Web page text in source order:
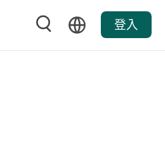
登入